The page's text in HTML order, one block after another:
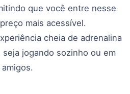
que você entre nesse
mais acessível.
cheia de adrenalina
jogando sozinho ou em